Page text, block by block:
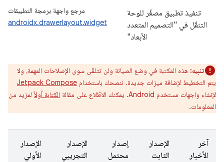
مرجع واجهة برمجة التطبيقات
androidx.drawerlayout.widget
تنفيذ تطبيق مصغّر للوحة
التنقّل في "التصميم المتعدد
الأبعاد"
تنبيه: هذه المكتبة في وضع الصيانة ولن تتلقّى سوى الإصلاحات المهمة، ولا
يتم التخطيط لإضافة ميزات جديدة. ننصحك باستخدام Jetpack Compose
لإنشاء واجهات مستخدم Android. يمكنك الاطّلاع على مقالة
الكتابة أولاًلمزيد من
المعلومات.
آخر
الأخبار
الإصدار
الثابت
إصدار
محتمل
الإصدار
التجريبي
الإصدار
الأولي